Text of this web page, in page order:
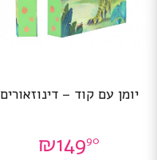
יומן עם קוד – דינוזאורים
₪14990